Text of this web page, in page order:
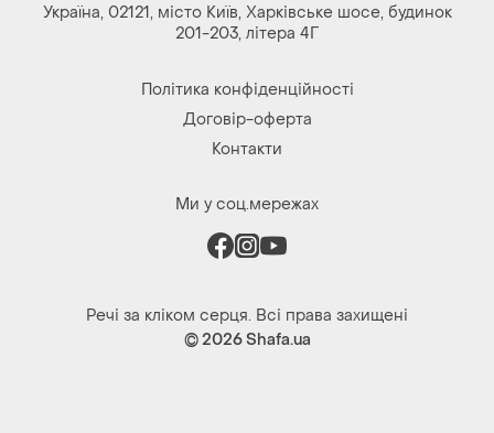
Україна, 02121, місто Київ, Харківське шосе, будинок
201-203, літера 4Г
Політика конфіденційності
Договір-оферта
Контакти
Ми у соц.мережах
Речі за кліком серця. Всі права захищені
© 2026Shafa.ua